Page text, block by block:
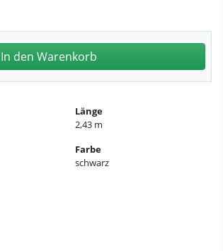
In den Warenkorb
Länge
2,43 m
Farbe
schwarz